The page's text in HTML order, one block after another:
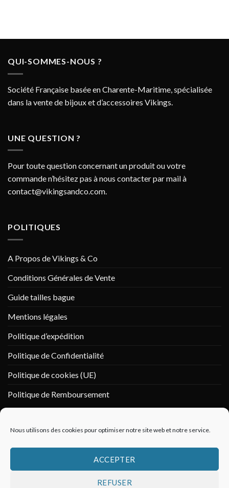
Nous utilisons des cookies pour optimiser notre site web et notre service.
ACCEPTER
REFUSER
QUI-SOMMES-NOUS ?
Société Française basée en Charente-Maritime, spécialisée
dans la vente de bijoux et d’accessoires Vikings.
UNE QUESTION ?
Pour toute question concernant un produit ou votre
commande n’hésitez pas à nous contacter par mail à
contact@vikingsandco.com.
POLITIQUES
A Propos de Vikings & Co
Conditions Générales de Vente
Guide tailles bague
Mentions légales
Politique d’expédition
Politique de Confidentialité
Politique de cookies (UE)
Politique de Remboursement